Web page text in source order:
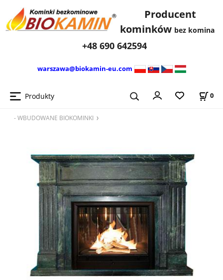
Producent
kominków bez komina
+48 690 642594
warszawa@biokamin-eu.com
Produkty 0
- WBUDOWANE BIOKOMINKI